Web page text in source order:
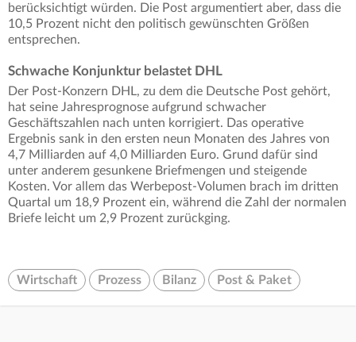
berücksichtigt würden. Die Post argumentiert aber, dass die
10,5 Prozent nicht den politisch gewünschten Größen
entsprechen.
Schwache Konjunktur belastet DHL
Der Post-Konzern DHL, zu dem die Deutsche Post gehört,
hat seine Jahresprognose aufgrund schwacher
Geschäftszahlen nach unten korrigiert. Das operative
Ergebnis sank in den ersten neun Monaten des Jahres von
4,7 Milliarden auf 4,0 Milliarden Euro. Grund dafür sind
unter anderem gesunkene Briefmengen und steigende
Kosten. Vor allem das Werbepost-Volumen brach im dritten
Quartal um 18,9 Prozent ein, während die Zahl der normalen
Briefe leicht um 2,9 Prozent zurückging.
Wirtschaft Prozess Bilanz Post & Paket